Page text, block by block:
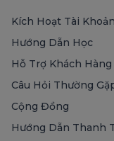
Kích Hoạt Tài Khoản
Hướng Dẫn Học
Hỗ Trợ Khách Hàng
Câu Hỏi Thường
Cộng Đồng
Hướng Dẫn Thanh